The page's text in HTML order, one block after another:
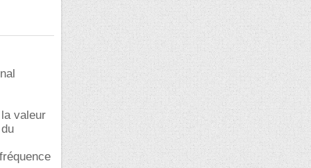
valeur